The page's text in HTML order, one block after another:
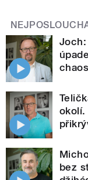
okolí.
bez